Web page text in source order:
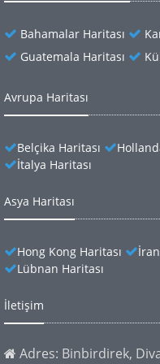
Bahamalar Haritası
Guatemala Haritası
Avrupa Haritası
Belçika Haritası
İtalya Haritası
Asya Haritası
Hong Kong Haritası
Lübnan Haritası
İletişim
Adres: Binbirdirek,